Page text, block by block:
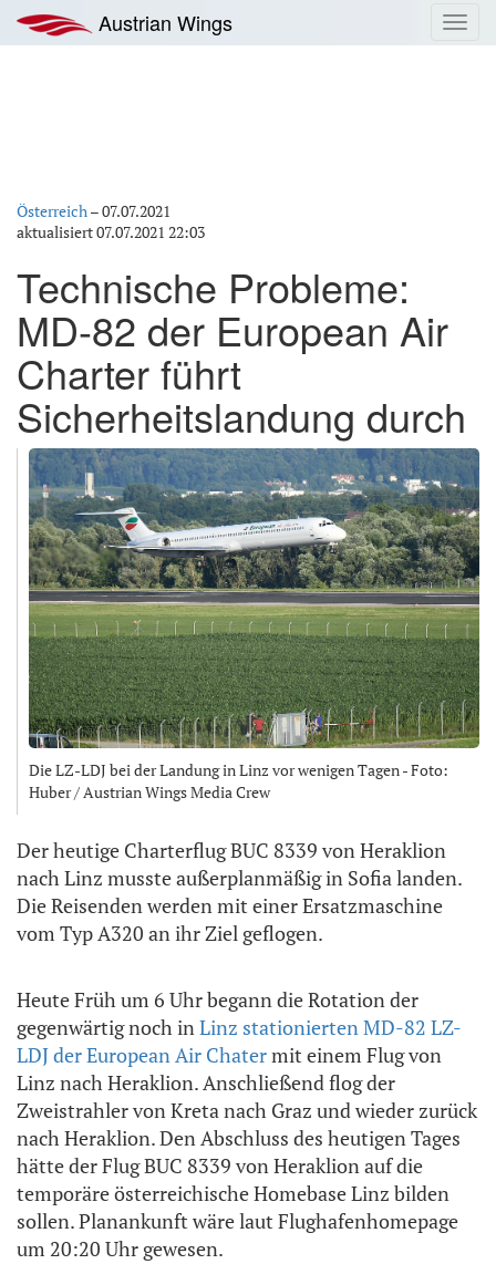
Inhalt
springen
Austrian Wings
Österreich–07.07.2021
aktualisiert07.07.2021 22:03
Technische Probleme:
MD-82 der European Air
Charter führt
Sicherheitslandung durch
Die LZ-LDJ bei der Landung in Linz vor wenigen Tagen - Foto:
Huber / Austrian Wings Media Crew
Der heutige Charterflug BUC 8339 von Heraklion
nach Linz musste außerplanmäßig in Sofia landen.
Die Reisenden werden mit einer Ersatzmaschine
vom Typ A320 an ihr Ziel geflogen.
Heute Früh um 6 Uhr begann die Rotation der
gegenwärtig noch inLinz stationierten MD-82 LZ-
LDJ der European Air Chatermit einem Flug von
Linz nach Heraklion. Anschließend flog der
Zweistrahler von Kreta nach Graz und wieder zurück
nach Heraklion. Den Abschluss des heutigen Tages
hätte der Flug BUC 8339 von Heraklion auf die
temporäre österreichische Homebase Linz bilden
sollen. Planankunft wäre laut Flughafenhomepage
um 20:20 Uhr gewesen.